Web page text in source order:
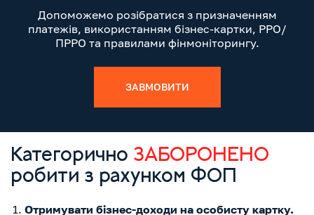
Допоможемо розібратися з призначенням
платежів, використанням бізнес-картки, РРО/
ПРРО та правилами фінмоніторингу.
ЗАВМОВИТИ
Категорично ЗАБОРОНЕНО
робити з рахунком ФОП
Отримувати бізнес-доходи на особисту картку.